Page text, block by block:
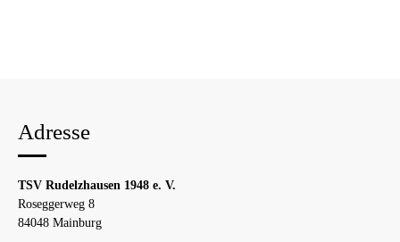
Adresse
TSV Rudelzhausen 1948 e. V.
Roseggerweg 8
84048 Mainburg